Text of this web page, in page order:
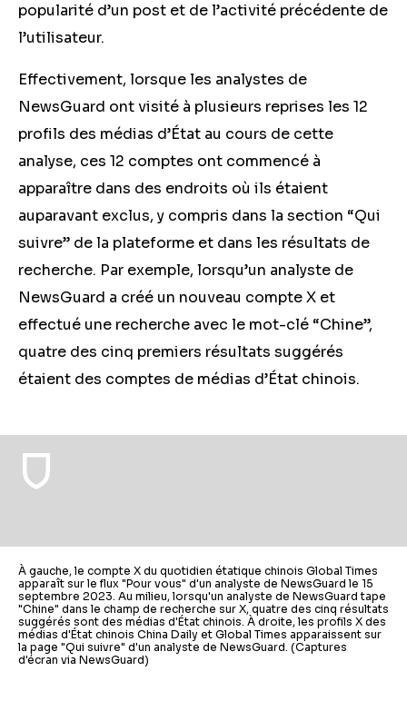
popularité d’un post et de l’activité précédente de
l’utilisateur.
Effectivement, lorsque les analystes de
NewsGuard ont visité à plusieurs reprises les 12
profils des médias d’État au cours de cette
analyse, ces 12 comptes ont commencé à
apparaître dans des endroits où ils étaient
auparavant exclus, y compris dans la section “Qui
suivre” de la plateforme et dans les résultats de
recherche. Par exemple, lorsqu’un analyste de
NewsGuard a créé un nouveau compte X et
effectué une recherche avec le mot-clé “Chine”,
quatre des cinq premiers résultats suggérés
étaient des comptes de médias d’État chinois.
À gauche, le compte X du quotidien étatique chinois Global Times
apparaît sur le flux "Pour vous" d'un analyste de NewsGuard le 15
septembre 2023. Au milieu, lorsqu'un analyste de NewsGuard tape
"Chine" dans le champ de recherche sur X, quatre des cinq résultats
suggérés sont des médias d'État chinois. À droite, les profils X des
médias d'État chinois China Daily et Global Times apparaissent sur
la page "Qui suivre" d'un analyste de NewsGuard. (Captures
d'écran via NewsGuard)